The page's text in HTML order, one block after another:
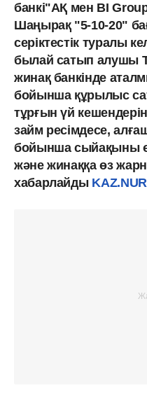
банкі"АҚ мен BI
Шаңырақ "5-10-20"
серіктестік туралы
былай сатып алушы
жинақ банкінде
бойынша құрылыс
тұрғын үй
займ ресімдесе,
бойынша сыйақыны
және жинаққа өз
хабарлайды